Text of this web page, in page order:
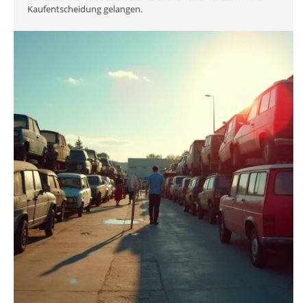
Kaufentscheidung gelangen.